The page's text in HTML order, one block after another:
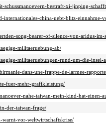
bestraft-xi-jinping-
china-uebt-blitz-einnahme-
song-bearer-of-silence-von-aridus-im-
militaeruebung-ab/
militaeruebungen-rund-um-die-insel-
dans-une-frappe-de-larmee-
fuer-mehr-grafikleistung/
nahe-taiwan-mein-kind-hat-einen-
der-taiwan-frage/
vor-weltwirtschaftskrise/